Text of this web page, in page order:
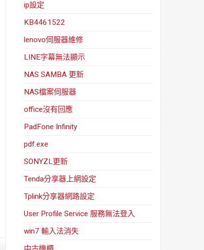
ip設定
KB4461522
lenovo伺服器維修
LINE字幕無法顯示
NAS SAMBA 更新
NAS檔案伺服器
office沒有回應
PadFone Infinity
pdf.exe
SONYZL更新
Tenda分享器上網設定
Tplink分享器網路設定
User Profile Service 服務無法登入
win7 輸入法消失